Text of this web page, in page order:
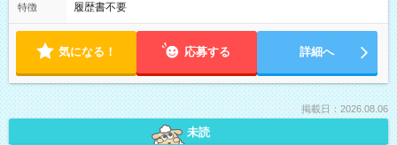
特徴 履歴書不要
気になる！ 応募する 詳細へ
掲載日：2026.08.06
未読